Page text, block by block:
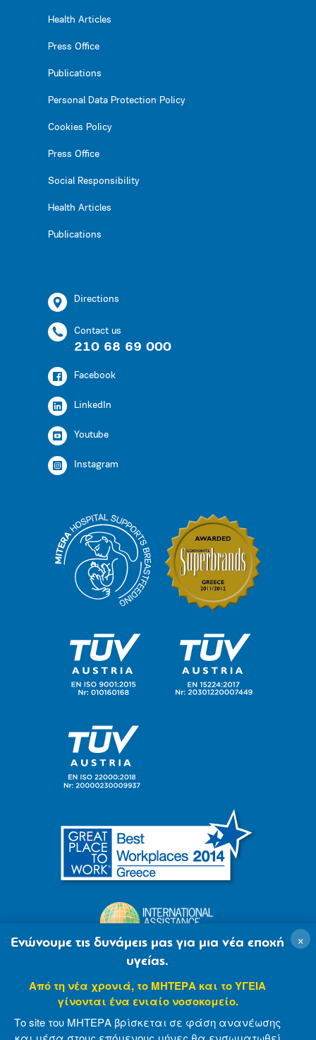
Health Articles
Press Office
Publications
Personal Data Protection Policy
Cookies Policy
Press Office
Social Responsibility
Health Articles
Publications
Directions
Contact us
210 68 69 000
Facebook
LinkedIn
Youtube
Instagram
×
Ενώνουμε τις δυνάμεις μας για μια νέα εποχή
υγείας.
Από τη νέα χρονιά, το ΜΗΤΕΡΑ και το ΥΓΕΙΑ
γίνονται ένα ενιαίο νοσοκομείο.
Το site του ΜΗΤΕΡΑ βρίσκεται σε φάση ανανέωσης